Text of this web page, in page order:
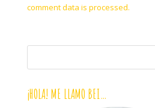
comment data is processed.
¡HOLA! ME LLAMO BEI…